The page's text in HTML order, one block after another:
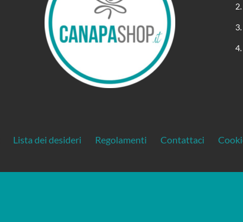
Lista dei desideri Regolamenti Contattaci